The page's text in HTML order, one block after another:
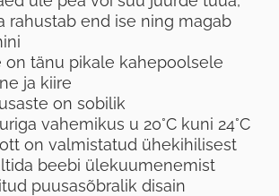
rahustab end ise ning magab
on tänu pikale kahepoolsele
ja kiire
on sobilik
vahemikus u 20°C kuni 24°C
on valmistatud ühekihilisest
beebi ülekuumenemist
puusasõbralik disain